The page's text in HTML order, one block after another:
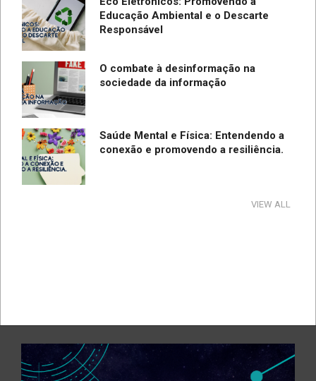
Educação Ambiental e o Descarte
Responsável
O combate à desinformação na
sociedade da informação
Saúde Mental e Física: Entendendo a
conexão e promovendo a resiliência.
Tecnologia e Direito na Sociedade da
na cultura e na sociedade no período
de pandemia e pós-pandemia
VIEW ALL